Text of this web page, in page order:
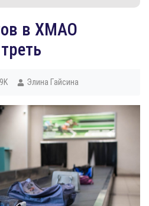
в ХМАО
Элина Гайсина